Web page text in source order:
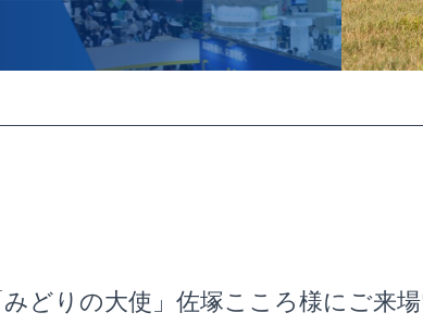
どりの大使」佐塚こころ様にご来